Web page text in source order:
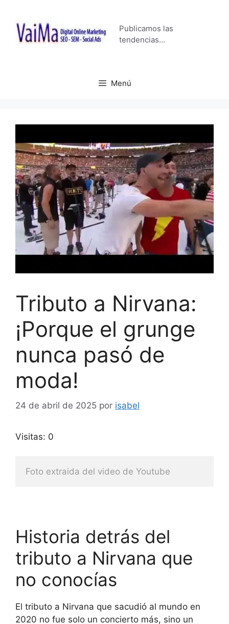
contenido
Publicamos las
tendencias…
Menú
Tributo a Nirvana:
¡Porque el grunge
nunca pasó de
moda!
24 de abril de 2025 por isabel
Visitas: 0
Foto extraida del video de Youtube
Historia detrás del
tributo a Nirvana que
no conocías
El tributo a Nirvana que sacudió al mundo en
2020 no fue solo un concierto más, sino un